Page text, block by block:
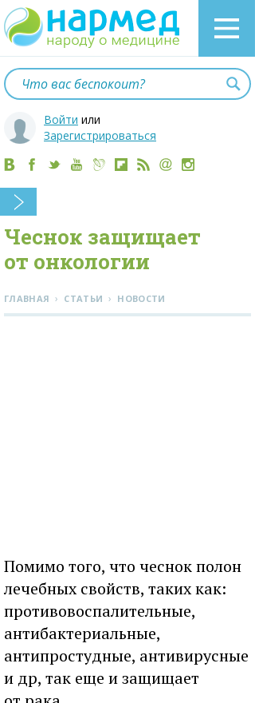
Войти или
Зарегистрироваться
Чеснок защищает
от онкологии
ГЛАВНАЯ › СТАТЬИ › НОВОСТИ
Помимо того, что чеснок полон
лечебных свойств, таких как:
противовоспалительные,
антибактериальные,
антипростудные, антивирусные
и др, так еще и защищает